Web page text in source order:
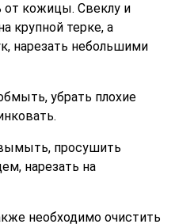
от кожицы. Свеклу и
крупной терке, а
нарезать небольшими
убрать плохие
просушить
нарезать на
необходимо очистить